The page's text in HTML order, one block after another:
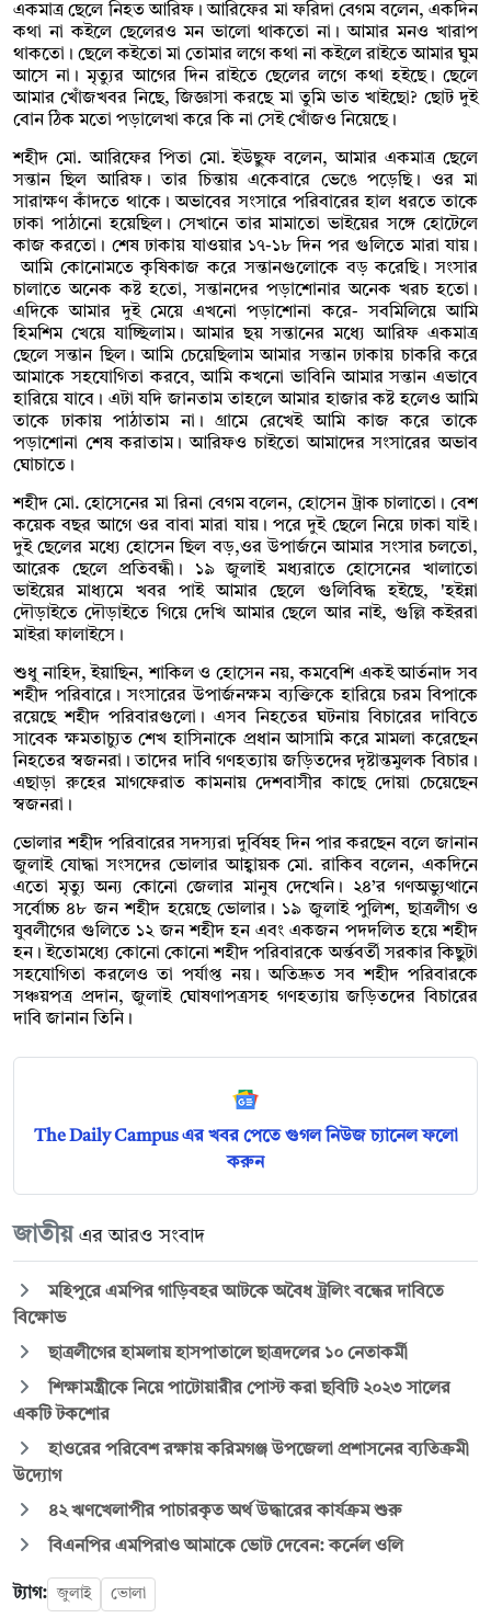
একমাত্র ছেলে নিহত আরিফ। আরিফের মা ফরিদা বেগম বলেন, একদিন
কথা না কইলে ছেলেরও মন ভালো থাকতো না। আমার মনও খারাপ
থাকতো। ছেলে কইতো মা তোমার লগে কথা না কইলে রাইতে আমার ঘুম
আসে না। মৃত্যুর আগের দিন রাইতে ছেলের লগে কথা হইছে। ছেলে
আমার খোঁজখবর নিছে, জিজ্ঞাসা করছে মা তুমি ভাত খাইছো? ছোট দুই
বোন ঠিক মতো পড়ালেখা করে কি না সেই খোঁজও নিয়েছে।
শহীদ মো. আরিফের পিতা মো. ইউছুফ বলেন, আমার একমাত্র ছেলে
সন্তান ছিল আরিফ। তার চিন্তায় একেবারে ভেঙে পড়েছি। ওর মা
সারাক্ষণ কাঁদতে থাকে। অভাবের সংসারে পরিবারের হাল ধরতে তাকে
ঢাকা পাঠানো হয়েছিল। সেখানে তার মামাতো ভাইয়ের সঙ্গে হোটেলে
কাজ করতো। শেষ ঢাকায় যাওয়ার ১৭-১৮ দিন পর গুলিতে মারা যায়।
আমি কোনোমতে কৃষিকাজ করে সন্তানগুলোকে বড় করেছি। সংসার
চালাতে অনেক কষ্ট হতো, সন্তানদের পড়াশোনার অনেক খরচ হতো।
এদিকে আমার দুই মেয়ে এখনো পড়াশোনা করে- সবমিলিয়ে আমি
হিমশিম খেয়ে যাচ্ছিলাম। আমার ছয় সন্তানের মধ্যে আরিফ একমাত্র
ছেলে সন্তান ছিল। আমি চেয়েছিলাম আমার সন্তান ঢাকায় চাকরি করে
আমাকে সহযোগিতা করবে, আমি কখনো ভাবিনি আমার সন্তান এভাবে
হারিয়ে যাবে। এটা যদি জানতাম তাহলে আমার হাজার কষ্ট হলেও আমি
তাকে ঢাকায় পাঠাতাম না। গ্রামে রেখেই আমি কাজ করে তাকে
পড়াশোনা শেষ করাতাম। আরিফও চাইতো আমাদের সংসারের অভাব
ঘোচাতে।
শহীদ মো. হোসেনের মা রিনা বেগম বলেন, হোসেন ট্রাক চালাতো। বেশ
কয়েক বছর আগে ওর বাবা মারা যায়। পরে দুই ছেলে নিয়ে ঢাকা যাই।
দুই ছেলের মধ্যে হোসেন ছিল বড়,ওর উপার্জনে আমার সংসার চলতো,
আরেক ছেলে প্রতিবন্ধী। ১৯ জুলাই মধ্যরাতে হোসেনের খালাতো
ভাইয়ের মাধ্যমে খবর পাই আমার ছেলে গুলিবিদ্ধ হইছে, 'হইন্না
দৌড়াইতে দৌড়াইতে গিয়ে দেখি আমার ছেলে আর নাই, গুল্লি কইররা
মাইরা ফালাইসে।
শুধু নাহিদ, ইয়াছিন, শাকিল ও হোসেন নয়, কমবেশি একই আর্তনাদ সব
শহীদ পরিবারে। সংসারের উপার্জনক্ষম ব্যক্তিকে হারিয়ে চরম বিপাকে
রয়েছে শহীদ পরিবারগুলো। এসব নিহতের ঘটনায় বিচারের দাবিতে
সাবেক ক্ষমতাচ্যুত শেখ হাসিনাকে প্রধান আসামি করে মামলা করেছেন
নিহতের স্বজনরা। তাদের দাবি গণহত্যায় জড়িতদের দৃষ্টান্তমুলক বিচার।
এছাড়া রুহের মাগফেরাত কামনায় দেশবাসীর কাছে দোয়া চেয়েছেন
স্বজনরা।
ভোলার শহীদ পরিবারের সদস্যরা দুর্বিষহ দিন পার করছেন বলে জানান
জুলাই যোদ্ধা সংসদের ভোলার আহ্বায়ক মো. রাকিব বলেন, একদিনে
এতো মৃত্যু অন্য কোনো জেলার মানুষ দেখেনি। ২৪’র গণঅভ্যুত্থানে
সর্বোচ্চ ৪৮ জন শহীদ হয়েছে ভোলার। ১৯ জুলাই পুলিশ, ছাত্রলীগ ও
যুবলীগের গুলিতে ১২ জন শহীদ হন এবং একজন পদদলিত হয়ে শহীদ
হন। ইতোমধ্যে কোনো কোনো শহীদ পরিবারকে অর্ন্তবর্তী সরকার কিছুটা
সহযোগিতা করলেও তা পর্যাপ্ত নয়। অতিদ্রুত সব শহীদ পরিবারকে
সঞ্চয়পত্র প্রদান, জুলাই ঘোষণাপত্রসহ গণহত্যায় জড়িতদের বিচারের
দাবি জানান তিনি।
The Daily Campus এর খবর পেতে গুগল নিউজ চ্যানেল ফলো
করুন
জাতীয় এর আরও সংবাদ
মহিপুরে এমপির গাড়িবহর আটকে অবৈধ ট্রলিং বন্ধের দাবিতে
বিক্ষোভ
ছাত্রলীগের হামলায় হাসপাতালে ছাত্রদলের ১০ নেতাকর্মী
শিক্ষামন্ত্রীকে নিয়ে পাটোয়ারীর পোস্ট করা ছবিটি ২০২৩ সালের
একটি টকশোর
হাওরের পরিবেশ রক্ষায় করিমগঞ্জ উপজেলা প্রশাসনের ব্যতিক্রমী
উদ্যোগ
৪২ ঋণখেলাপীর পাচারকৃত অর্থ উদ্ধারের কার্যক্রম শুরু
বিএনপির এমপিরাও আমাকে ভোট দেবেন: কর্নেল ওলি
ট্যাগ: জুলাই ভোলা